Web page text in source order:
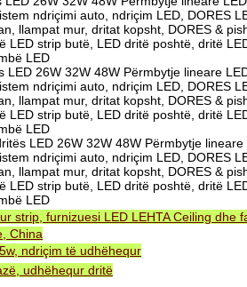
ndriçimi auto, ndriçim LED, DORES
llampat mur, dritat kopsht, DORES &
LED strip butë, LED dritë poshtë, dritë
LED
26W 32W 48W Përmbytje lineare
ndriçimi auto, ndriçim LED, DORES
llampat mur, dritat kopsht, DORES &
LED strip butë, LED dritë poshtë, dritë
LED
LED 26W 32W 48W Përmbytje
ndriçimi auto, ndriçim LED, DORES
llampat mur, dritat kopsht, DORES &
LED strip butë, LED dritë poshtë, dritë
LED
strip, furnizuesi LED LEHTA Ceiling dhe
China
ndriçim të udhëhequr
udhëhequr dritë